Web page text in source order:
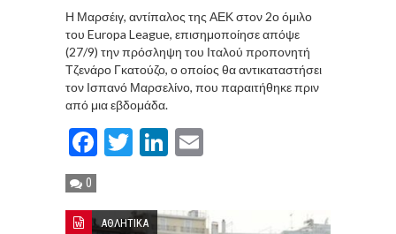
Η Μαρσέιγ, αντίπαλος της ΑΕΚ στον 2ο όμιλο
του Europa League, επισημοποίησε απόψε
(27/9) την πρόσληψη του Ιταλού προπονητή
Τζενάρο Γκατούζο, ο οποίος θα αντικαταστήσει
τον Ισπανό Μαρσελίνο, που παραιτήθηκε πριν
από μια εβδομάδα.
Facebook
TwitterLinkedIn
0
ΑΘΛΗΤΙΚΑ